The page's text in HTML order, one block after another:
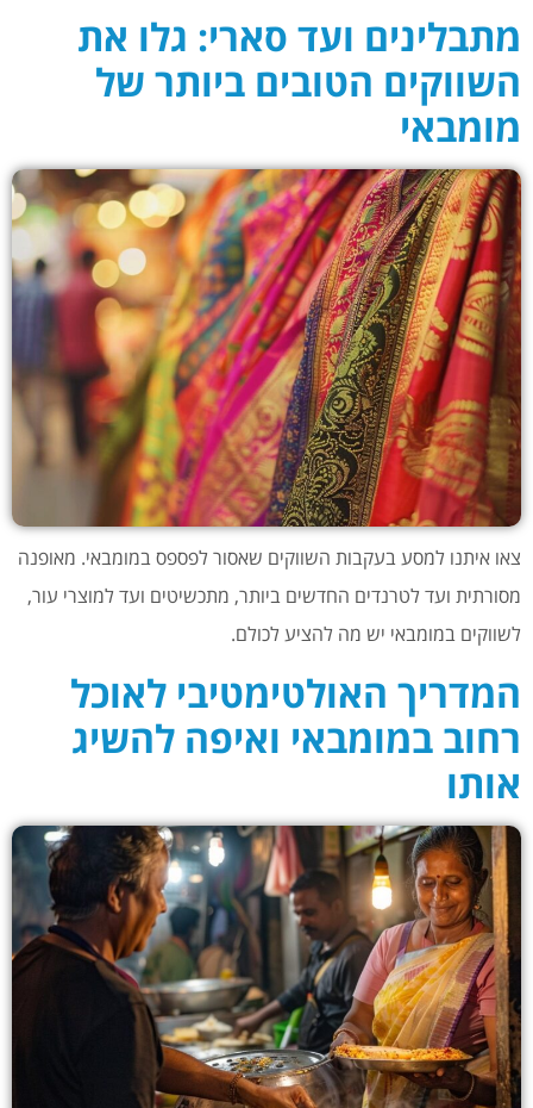
מתבלינים ועד סארי: גלו את
השווקים הטובים ביותר של
מומבאי
צאו איתנו למסע בעקבות השווקים שאסור לפספס במומבאי. מאופנה
מסורתית ועד לטרנדים החדשים ביותר, מתכשיטים ועד למוצרי עור,
לשווקים במומבאי יש מה להציע לכולם.
המדריך האולטימטיבי לאוכל
רחוב במומבאי ואיפה להשיג
אותו